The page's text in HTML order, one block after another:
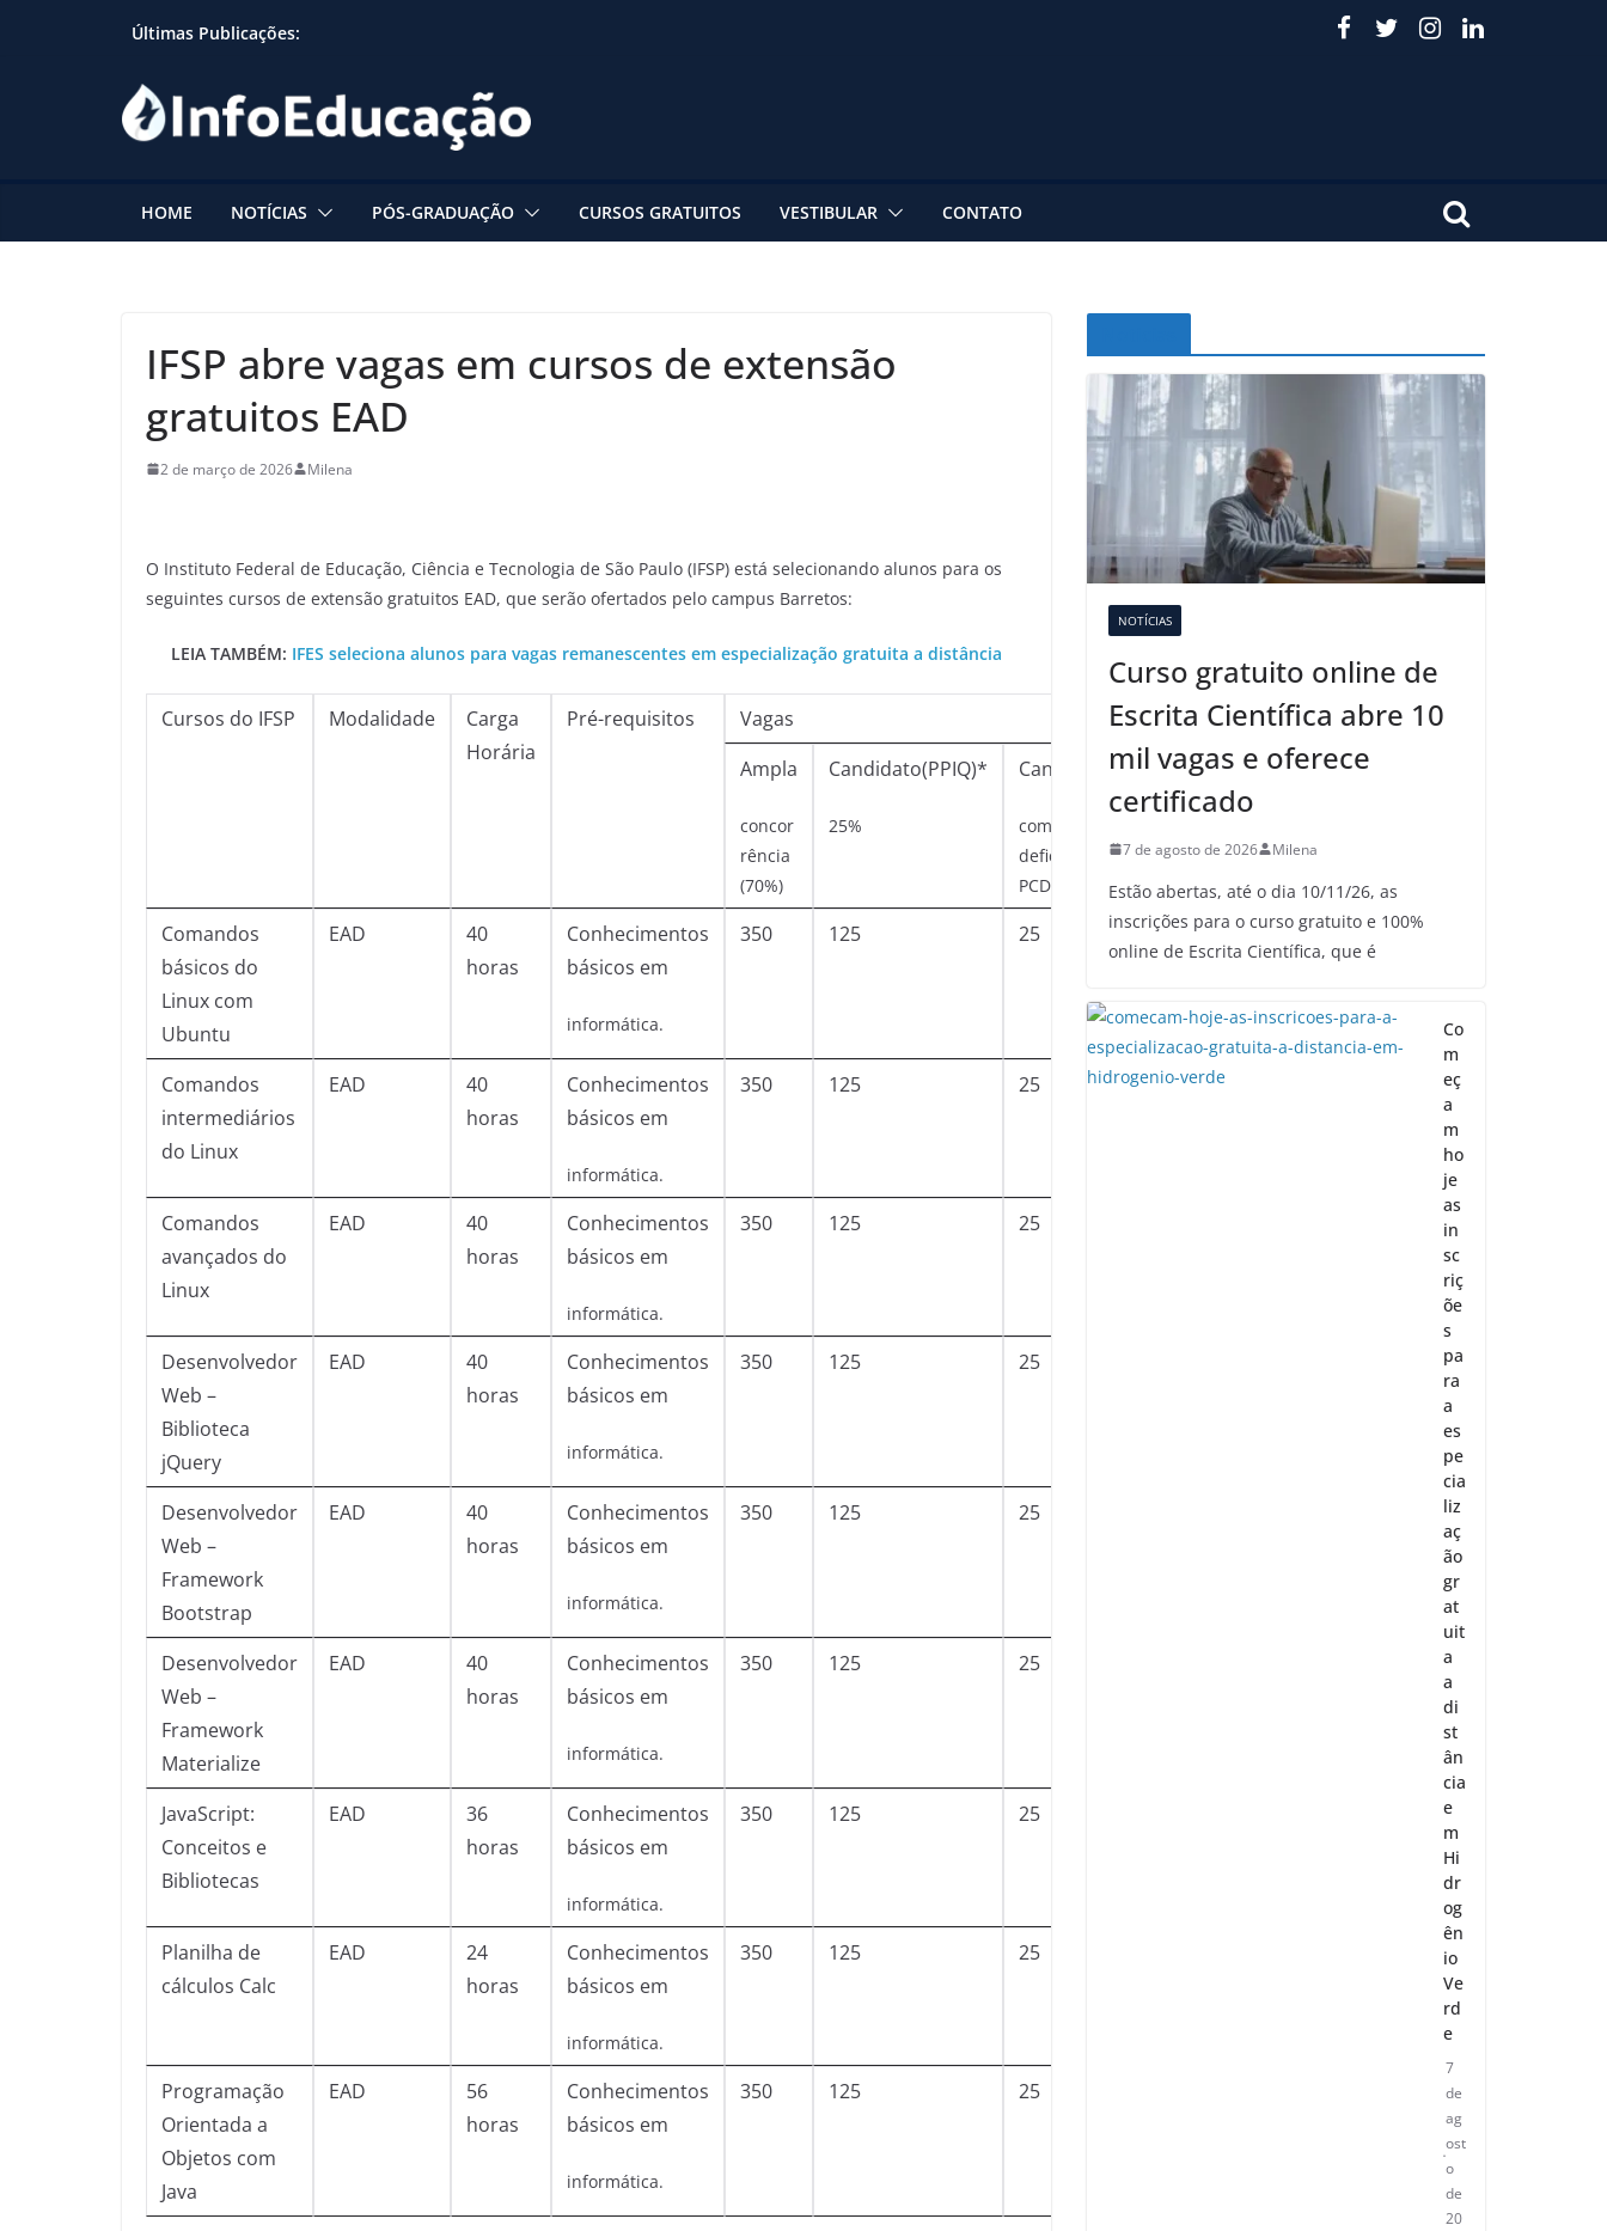
Últimas Publicações:
HOME NOTÍCIAS PÓS-GRADUAÇÃO CURSOS GRATUITOS VESTIBULAR CONTATO
IFSP abre vagas em cursos de extensão
gratuitos EAD
2 de março de 2026 Milena
O Instituto Federal de Educação, Ciência e Tecnologia de São Paulo (IFSP) está selecionando alunos para os
seguintes cursos de extensão gratuitos EAD, que serão ofertados pelo campus Barretos:
LEIA TAMBÉM: IFES seleciona alunos para vagas remanescentes em especialização gratuita a distância
Cursos do IFSP Modalidade
Carga
Horária
Pré-requisitos
Vagas
Ampla
concor
rência
(70%)
Candidato(PPIQ)*
25%
Candidato
com
deficiência(
PCD) 5%
Comandos
básicos do
Linux com
Ubuntu
EAD
40
horas
Conhecimentos
básicos em
informática.
350 125 25
Comandos
intermediários
do Linux
EAD
40
horas
Conhecimentos
básicos em
informática.
350 125 25
Comandos
avançados do
Linux
EAD
40
horas
Conhecimentos
básicos em
informática.
350 125 25
Desenvolvedor
Web –
Biblioteca
jQuery
EAD
40
horas
Conhecimentos
básicos em
informática.
350 125 25
Desenvolvedor
Web –
Framework
Bootstrap
EAD
40
horas
Conhecimentos
básicos em
informática.
350 125 25
Desenvolvedor
Web –
Framework
Materialize
EAD
40
horas
Conhecimentos
básicos em
informática.
350 125 25
JavaScript:
Conceitos e
Bibliotecas
EAD
36
horas
Conhecimentos
básicos em
informática.
350 125 25
Planilha de
cálculos Calc
EAD
24
horas
Conhecimentos
básicos em
informática.
350 125 25
Programação
Orientada a
Objetos com
Java
EAD
56
horas
Conhecimentos
básicos em
informática.
350 125 25
NOTÍCIAS
Curso gratuito online de
Escrita Científica abre 10
mil vagas e oferece
certificado
7 de agosto de 2026 Milena
Estão abertas, até o dia 10/11/26, as
inscrições para o curso gratuito e 100%
online de Escrita Científica, que é
Co
m
eç
a
m
ho
je
as
in
sc
riç
õe
s
pa
ra
a
es
pe
cia
liz
aç
ão
gr
at
uit
a
a
di
st
ân
cia
e
m
Hi
dr
og
ên
io
Ve
rd
e
7
de
ag
ost
o
de
20